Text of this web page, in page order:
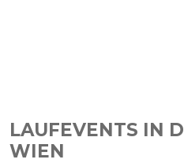
LAUFEVENTS IN
WIEN